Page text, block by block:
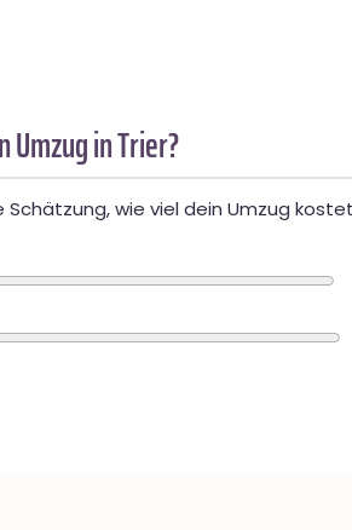
Umzug in Trier?
wie viel dein Umzug